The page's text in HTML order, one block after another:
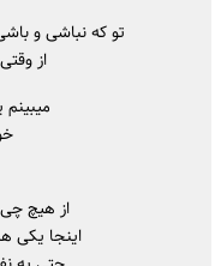
تو که نباشی و
از
از هیچ
اینجا